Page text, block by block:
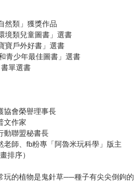
然類」獲獎作品
境類兒童圖書」選書
寶戶外好書」選書
青少年最佳圖書」選書
單選書
協會榮譽理事長
文作家
動聯盟秘書長
老師、fb粉專「阿魯米玩科學」版主
排序）
玩的植物是鬼針草──種子有尖尖倒鉤的